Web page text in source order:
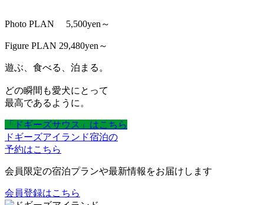
Photo PLAN 5,500yen～
Figure PLAN 29,480yen～
遊ぶ、食べる、泊まる。
どの瞬間も愛犬にとって
最高であるように。
「ドギーズサウス」はこちら
ドギーズアイランド宿泊の
予約はこちら
会員限定の宿泊プランや最新情報をお届けします
会員登録はこちら